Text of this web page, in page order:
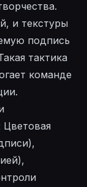
и текстуры
подпись
тактика
команде
Цветовая